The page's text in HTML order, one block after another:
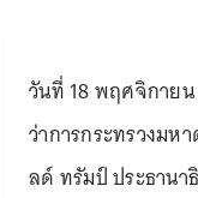
วันที่ 18 พฤศจิกาย
ว่าการกระทรวงม
ลด์ ทรัมป์ ประธานา